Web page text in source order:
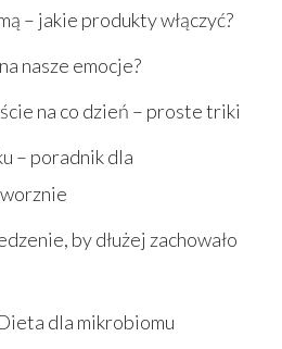
– jakie produkty włączyć?
nasze emocje?
na co dzień – proste triki
– poradnik dla
by dłużej zachowało
dla mikrobiomu